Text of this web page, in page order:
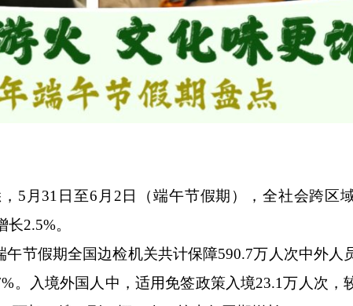
月31日至6月2日（端午节假期），全社会跨区
2.5%。
假期全国边检机关共计保障590.7万人次中外人
。入境外国人中，适用免签政策入境23.1万人次，